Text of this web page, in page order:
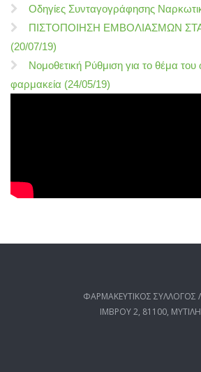
Οδηγίες Συνταγογράφησης
ΠΙΣΤΟΠΟΙΗΣΗ ΕΜΒΟΛΙΑΣΜΩΝ
(20/07/19)
Νομοθετική Ρύθμιση για το θέμα
φαρμακεία (24/05/19)
ΦΑΡΜΑΚΕΥΤΙΚΟΣ ΣΥΛΛΟΓΟΣ
ΙΜΒΡΟΥ 2, 81100,